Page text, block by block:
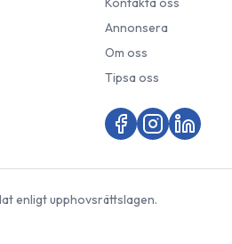
Annonsera
Om oss
Tipsa oss
enligt upphovsrättslagen.